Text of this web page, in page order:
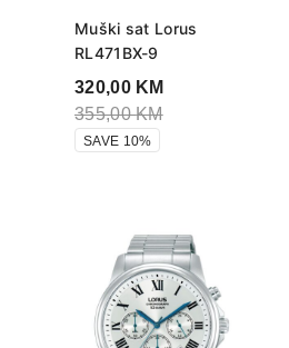
Muški sat Lorus
RL471BX-9
320,00 KM
355,00KM
SAVE 10%